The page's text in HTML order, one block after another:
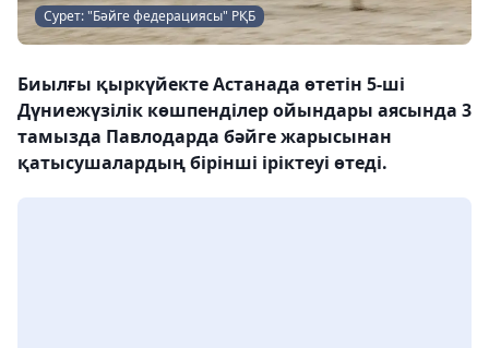
Сурет: "Бәйге федерациясы" РҚБ
Биылғы қыркүйекте Астанада өтетін 5-ші
Дүниежүзілік көшпенділер ойындары аясында 3
тамызда Павлодарда бәйге жарысынан
қатысушалардың бірінші іріктеуі өтеді.